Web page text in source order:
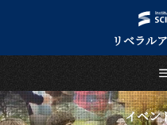
リベラル
イベン
日本語
トップページ
Top Page